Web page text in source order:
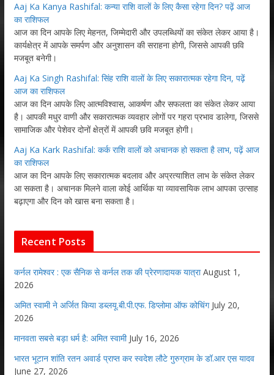
Aaj Ka Kanya Rashifal: कन्या राशि वालों के लिए कैसा रहेगा दिन? पढ़ें आज
का राशिफल
आज का दिन आपके लिए मेहनत, जिम्मेदारी और उपलब्धियों का संकेत लेकर आया है।
कार्यक्षेत्र में आपके समर्पण और अनुशासन की सराहना होगी, जिससे आपकी छवि
मजबूत बनेगी।
Aaj Ka Singh Rashifal: सिंह राशि वालों के लिए सकारात्मक रहेगा दिन, पढ़ें
आज का राशिफल
आज का दिन आपके लिए आत्मविश्वास, आकर्षण और सफलता का संकेत लेकर आया
है। आपकी मधुर वाणी और सकारात्मक व्यवहार लोगों पर गहरा प्रभाव डालेगा, जिससे
सामाजिक और पेशेवर दोनों क्षेत्रों में आपकी छवि मजबूत होगी।
Aaj Ka Kark Rashifal: कर्क राशि वालों को अचानक हो सकता है लाभ, पढ़ें आज
का राशिफल
आज का दिन आपके लिए सकारात्मक बदलाव और अप्रत्याशित लाभ के संकेत लेकर
आ सकता है। अचानक मिलने वाला कोई आर्थिक या व्यावसायिक लाभ आपका उत्साह
बढ़ाएगा और दिन को खास बना सकता है।
Recent Posts
कर्नल रामेश्वर : एक सैनिक से कर्नल तक की प्रेरणादायक यात्रा August 1,
2026
अमित स्वामी ने अर्जित किया डब्लयू.बी.पी.एफ. डिप्लोमा ऑफ कोचिंग July 20,
2026
मानवता सबसे बड़ा धर्म है: अमित स्वामी July 16, 2026
भारत भूटान शांति रतन अवार्ड प्राप्त कर स्वदेश लौटे गुरुग्राम के डॉ.आर एस यादव
June 27, 2026